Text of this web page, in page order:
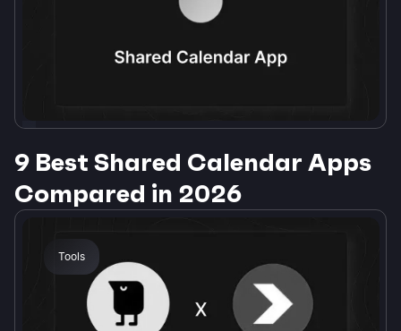
9 Best Shared Calendar Apps
Compared in 2026
Tools